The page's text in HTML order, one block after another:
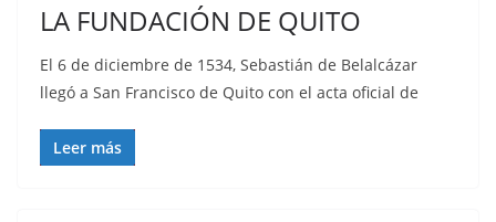
LA FUNDACIÓN DE QUITO
El 6 de diciembre de 1534, Sebastián de Belalcázar
llegó a San Francisco de Quito con el acta oficial de
Leer más